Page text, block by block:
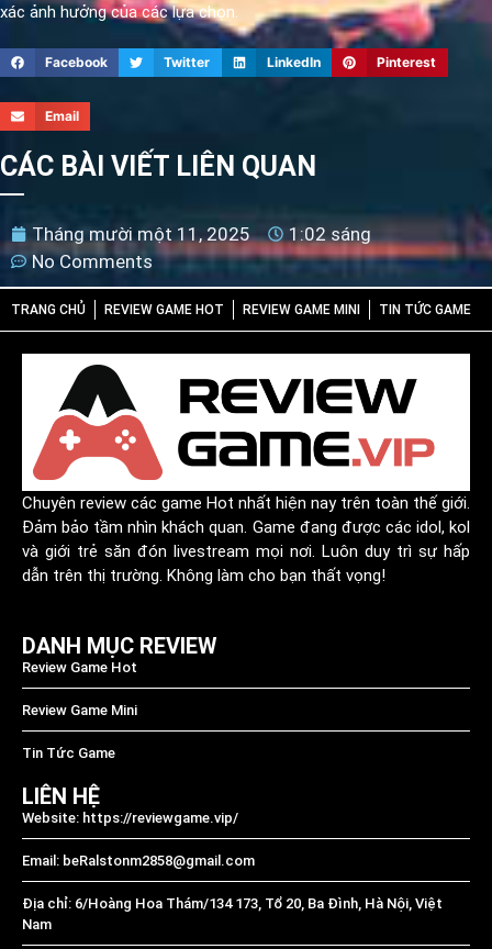
xác ảnh hưởng của các lựa chọn.
Facebook Twitter LinkedIn Pinterest
Email
CÁC BÀI VIẾT LIÊN QUAN
Tháng mười một 11, 2025
1:02 sáng
No Comments
TRANG CHỦ REVIEW GAME HOT REVIEW GAME MINI TIN TỨC GAME
Chuyên review các game Hot nhất hiện nay trên toàn thế giới.
Đảm bảo tầm nhìn khách quan. Game đang được các idol, kol
và giới trẻ săn đón livestream mọi nơi. Luôn duy trì sự hấp
dẫn trên thị trường. Không làm cho bạn thất vọng!
DANH MỤC REVIEW
Review Game Hot
Review Game Mini
Tin Tức Game
LIÊN HỆ
Website: https://reviewgame.vip/
Email: beRalstonm2858@gmail.com
Địa chỉ: 6/Hoàng Hoa Thám/134 173, Tổ 20, Ba Đình, Hà Nội, Việt
Nam